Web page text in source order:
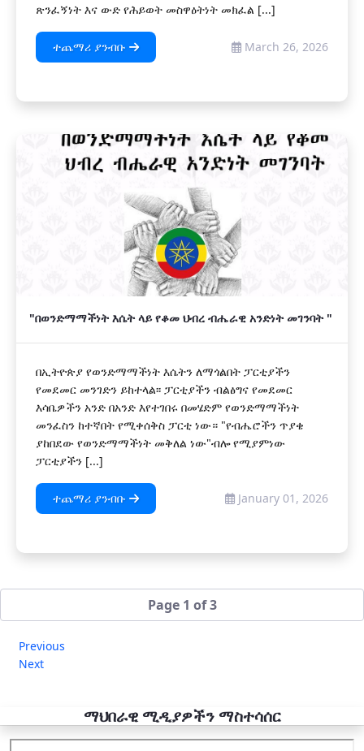
ጽንፈኝነት እና ውድ የሕይወት መስዋዕትነት መክፈል [...]
ተጨማሪ ያንብቡ March 26, 2026
"በወንድማማችነት እሴት ላይ የቆመ ህብረ ብሔራዊ አንድነት መገንባት "
በኢትዮጵያ የወንድማማችነት እሴትን ለማጎልበት ፓርቲያችን
የመደመር መንገድን ይከተላል፡፡ ፓርቲያችን ብልፅግና የመደመር
እሳቤዎችን አንድ በአንድ እየተገበሩ በመሄድም የወንድማማችነት
መንፈስን ከተኛበት የሚቀሰቅስ ፓርቲ ነው። "የብሔሮችን ጥያቄ
ያከበደው የወንድማማችነት መቅለል ነው"ብሎ የሚያምነው
ፓርቲያችን [...]
ተጨማሪ ያንብቡ January 01, 2026
Page 1 of 3
Previous
Next
ማህበራዊ ሚዲያዎችን ማስተሳሰር